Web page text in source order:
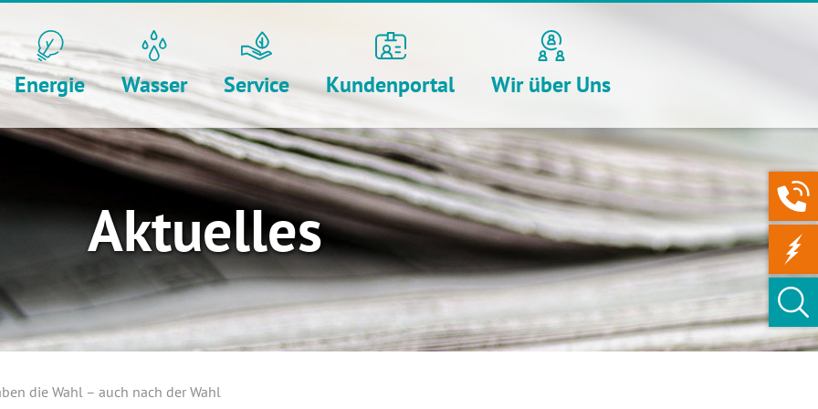
Energie Wasser Service Kundenportal Wir über Uns
Aktuelles
die Wahl – auch nach der Wahl